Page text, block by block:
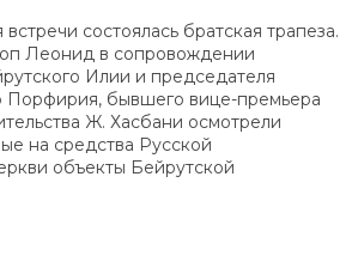
состоялась братская трапеза.
Леонид в сопровождении
Илии и председателя
Порфирия, бывшего вице-премьера
Ж. Хасбани осмотрели
на средства Русской
объекты Бейрутской